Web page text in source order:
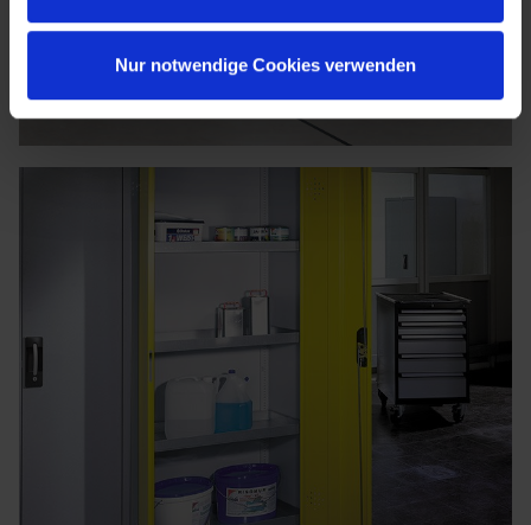
Nur notwendige Cookies verwenden